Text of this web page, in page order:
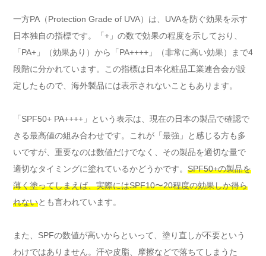
一方PA（Protection Grade of UVA）は、UVAを防ぐ効果を示す
日本独自の指標です。「+」の数で効果の程度を示しており、
「PA+」（効果あり）から「PA++++」（非常に高い効果）まで4
段階に分かれています。この指標は日本化粧品工業連合会が設
定したもので、海外製品には表示されないこともあります。
「SPF50+ PA++++」という表示は、現在の日本の製品で確認で
きる最高値の組み合わせです。これが「最強」と感じる方も多
いですが、重要なのは数値だけでなく、その製品を適切な量で
適切なタイミングに塗れているかどうかです。 SPF50+の製品を
薄く塗ってしまえば、実際にはSPF10〜20程度の効果しか得ら
れないとも言われています。
また、SPFの数値が高いからといって、塗り直しが不要という
わけではありません。汗や皮脂、摩擦などで落ちてしまうた